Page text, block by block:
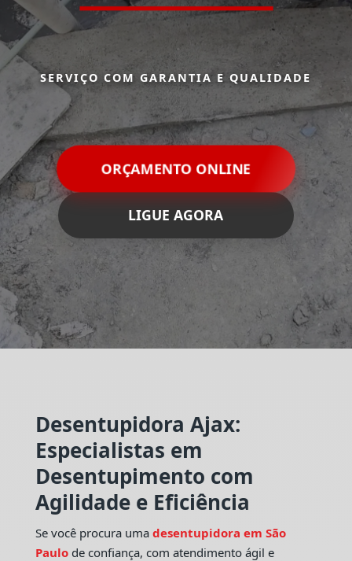
SERVIÇO COM GARANTIA E QUALIDADE
ORÇAMENTO ONLINE
LIGUE AGORA
Desentupidora Ajax:
Especialistas em
Desentupimento com
Agilidade e Eficiência
Se você procura uma desentupidora em São
Paulo de confiança, com atendimento ágil e